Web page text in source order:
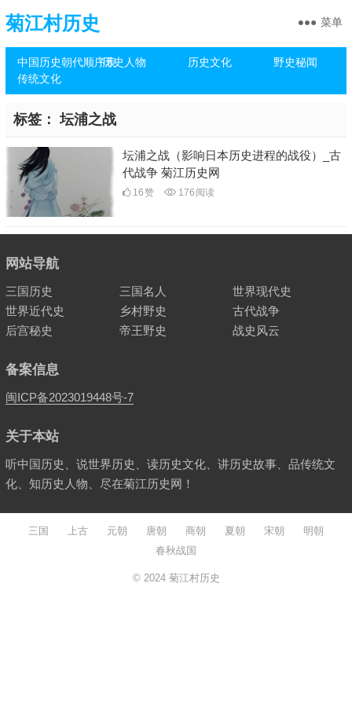
菊江村历史
中国历史朝代顺序表历史人物 历史文化
野史秘闻
传统文化
菜单
标签：坛浦之战
坛浦之战（影响日本历史进程的战役）_古
代战争 菊江历史网
16赞 176 阅读
网站导航
三国历史 三国名人
世界现代史
世界近代史
乡村野史
古代战争
后宫秘史
帝王野史 战史风云
备案信息
闽ICP备2023019448号-7
关于本站
听中国历史、说世界历史、读历史文化、讲历史故事、品传统文
化、知历史人物、尽在菊江历史网！
三国 上古 元朝 唐朝 商朝 夏朝 宋朝
明朝
春秋战国
© 2024 菊江村历史